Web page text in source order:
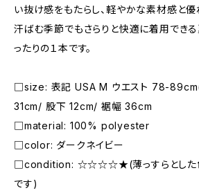
い抜け感をもたらし、軽やかな素材感と優
汗ばむ季節でもさらりと快適に着用でき
ったりの１本です。
□size: 表記 USA M ウエスト 78-
31cm/ 股下 12cm/ 裾幅 36cm
□material: 100% polyester
□color: ダークネイビー
□condition: ☆☆☆☆★(薄っすらとした
です)